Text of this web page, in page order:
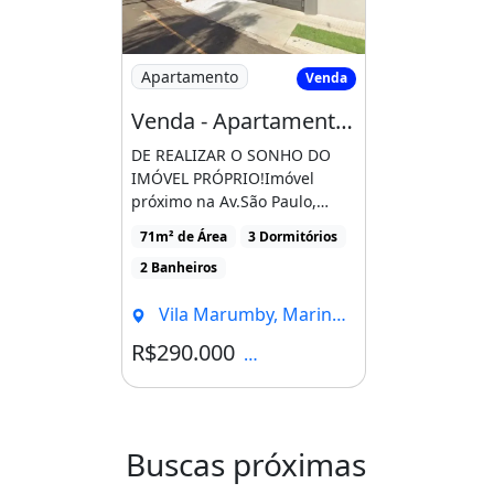
monitoramento por câmeras.
O apartamento consegue atender
estudante ou você que está
Trazendo todo conforto que 3
custo benefício.
Agende já a sua visita e venha
.
.
Imagem: Venda - Apartamento na Vila
Apartamento Venda
Venda - Apartamento na Vila Marumby em Maringá
DE REALIZAR O SONHO DO
IMÓVEL PRÓPRIO!Imóvel
próximo na Av.São Paulo,
Av.Cerro Azul, Av. JK,
Unicesumar [...]
71m² de Área
3 Dormitórios
2 Banheiros
Vila Marumby, Maringá - PR
R$290.000 Condomínio R$470
Buscas próximas